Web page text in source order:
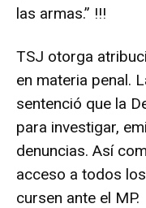
las armas.” !!!
TSJ otorga
en materia penal.
sentenció que la
para investigar,
denuncias. Así
acceso a todos
cursen ante el MP.